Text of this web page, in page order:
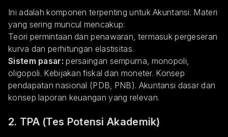
Ini adalah komponen terpenting untuk Akuntansi. Materi
yang sering muncul mencakup:
Teori permintaan dan penawaran, termasuk pergeseran
kurva dan perhitungan elastisitas.
Sistem pasar: persaingan sempurna, monopoli,
oligopoli. Kebijakan fiskal dan moneter. Konsep
pendapatan nasional (PDB, PNB). Akuntansi dasar dan
konsep laporan keuangan yang relevan.
2. TPA (Tes Potensi Akademik)